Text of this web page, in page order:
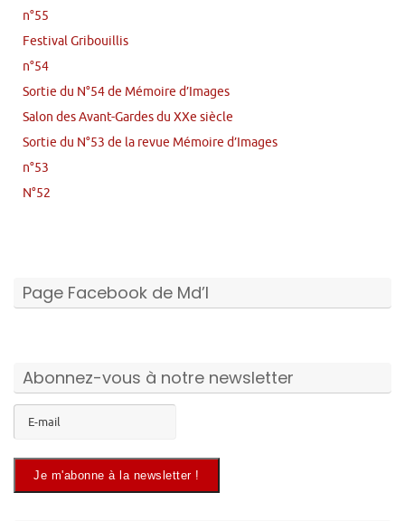
n°55
Festival Gribouillis
n°54
Sortie du N°54 de Mémoire d’Images
Salon des Avant-Gardes du XXe siècle
Sortie du N°53 de la revue Mémoire d’Images
n°53
N°52
Page Facebook de Md’I
Abonnez-vous à notre newsletter